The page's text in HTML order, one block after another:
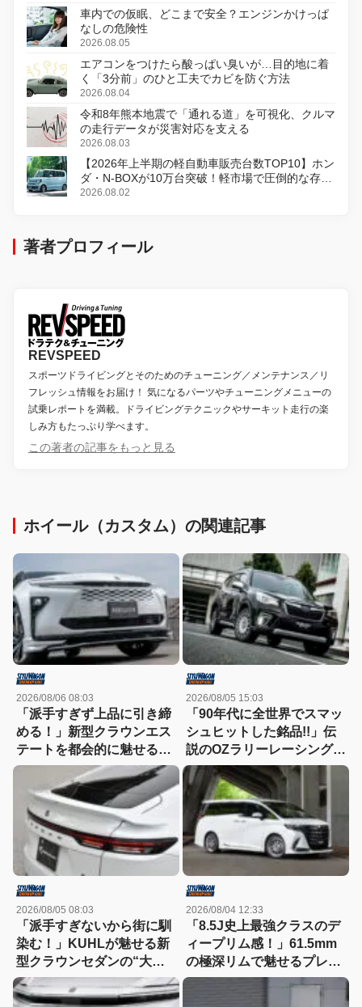
車内での仮眠、どこまで安全？エンジンかけっぱ
なしの危険性
2026.08.05
エアコンをつけたら酸っぱい臭いが…目的地に着
く「3分前」のひと工夫でカビを防ぐ方法
2026.08.04
令和8年熊本地震で「通れる道」を可視化、クルマ
の走行データが災害対応を支える
2026.08.03
【2026年上半期の軽自動車販売台数TOP10】ホン
ダ・N-BOXが10万台突破！軽市場で圧倒的な存在
感
2026.08.02
著者プロフィール
REVSPEED
スポーツドライビングとそのためのチューニング／メンテナンス／リ
フレッシュ情報をお届け！ 気になるパーツやチューニングメニューの
試乗レポートを満載。ドライビングテクニックやサーキット走行の楽
しみ方もたっぷり学べます。
この著者の記事をもっと見る
ホイール（カスタム）の関連記事
2026/08/06 08:03
「派手すぎず上品に引き締
める！」新型クラウンエス
テートを都会的に魅せる、
モデリスタのディーラーで
買える流麗スタイル
2026/08/05 15:03
「90年代に全世界でスマッ
シュヒットした銘品!!」伝
説のOZラリーレーシングを
今だからこそ狙いたい！
2026/08/05 08:03
「派手すぎないから街に馴
染む！」KUHLが魅せる新
型クラウンセダンの“大人
な”薄型フラップエアロ
2026/08/04 12:33
「8.5J史上最強クラスのデ
ィープリム感！」61.5mm
の極深リムで魅せるプレシ
ャスAST-M5の衝撃